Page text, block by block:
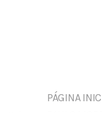
PÁGINA